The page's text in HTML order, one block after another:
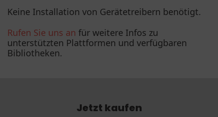
Keine Installation von Gerätetreibern benötigt.
Rufen Sie uns an für weitere Infos zu
unterstützten Plattformen und verfügbaren
Bibliotheken.
Jetzt kaufen